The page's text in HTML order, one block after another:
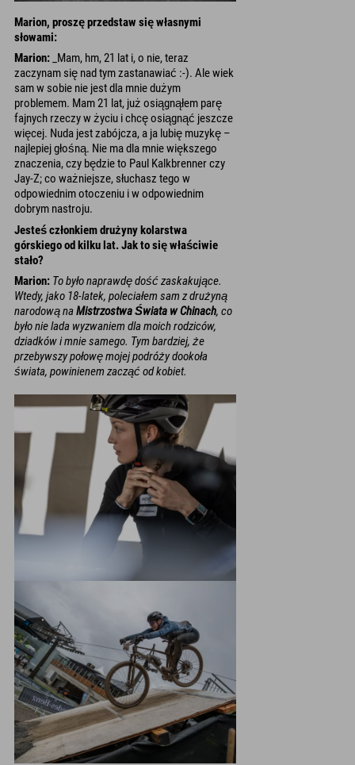
Marion, proszę przedstaw się własnymi
słowami:
Marion: _Mam, hm, 21 lat i, o nie, teraz
zaczynam się nad tym zastanawiać :-). Ale wiek
sam w sobie nie jest dla mnie dużym
problemem. Mam 21 lat, już osiągnąłem parę
fajnych rzeczy w życiu i chcę osiągnąć jeszcze
więcej. Nuda jest zabójcza, a ja lubię muzykę –
najlepiej głośną. Nie ma dla mnie większego
znaczenia, czy będzie to Paul Kalkbrenner czy
Jay-Z; co ważniejsze, słuchasz tego w
odpowiednim otoczeniu i w odpowiednim
dobrym nastroju.
Jesteś członkiem drużyny kolarstwa
górskiego od kilku lat. Jak to się właściwie
stało?
Marion: To było naprawdę dość zaskakujące.
Wtedy, jako 18-latek, poleciałem sam z drużyną
narodową na Mistrzostwa Świata w Chinach, co
było nie lada wyzwaniem dla moich rodziców,
dziadków i mnie samego. Tym bardziej, że
przebywszy połowę mojej podróży dookoła
świata, powinienem zacząć od kobiet.